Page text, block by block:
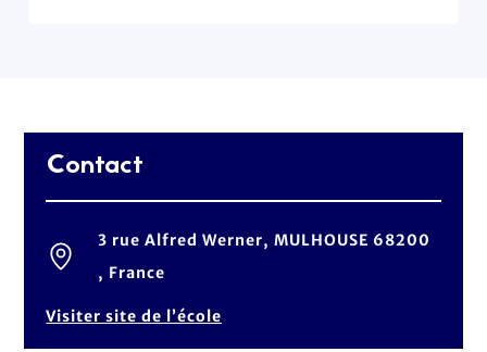
Contact
3 rue Alfred Werner, MULHOUSE 68200
, France
Visiter site de l’école